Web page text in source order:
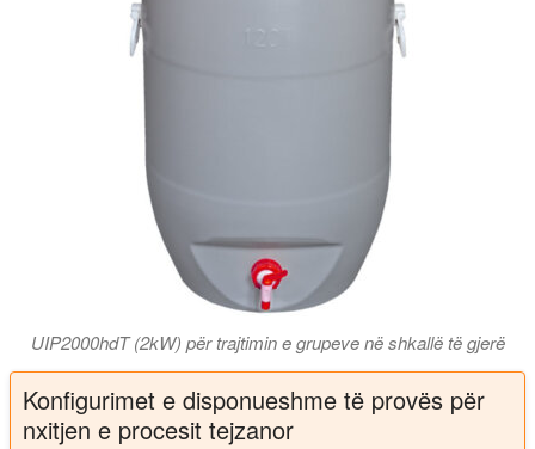
UIP2000hdT (2kW) për trajtimin e grupeve në shkallë të gjerë
Konfigurimet e disponueshme të provës për
nxitjen e procesit tejzanor